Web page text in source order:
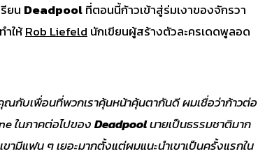
ยน Deadpoolที่ตอนนี้ก้าวเข้าสู่ร่มเงาของจักรวา
ำให้Rob Liefeldนักเขียนผู้สร้างตัวละครเดดพูลอด
ณกับเพื่อนที่พวกเราคุ้นหน้าคุ้นตากันดี ผมเชื่อว่าก้าวต่อ
ในภาคต่อไปของDeadpoolนายเป็นธรรมชาติมาก
มีแฟน ๆ เยอะมากตั้งแต่ผมแนะนำเขาเป็นครั้งแรกใน